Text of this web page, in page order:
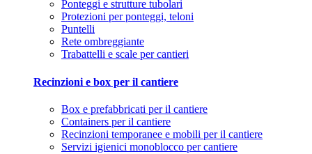
Ponteggi e strutture tubolari
Protezioni per ponteggi, teloni
Puntelli
Rete ombreggiante
Trabattelli e scale per cantieri
Recinzioni e box per il cantiere
Box e prefabbricati per il cantiere
Containers per il cantiere
Recinzioni temporanee e mobili per il cantiere
Servizi igienici monoblocco per cantiere